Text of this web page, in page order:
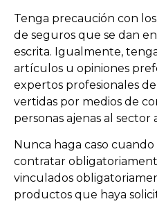
Tenga precaución con
de seguros que se dan
escrita. Igualmente,
artículos u opiniones
expertos profesionales
vertidas por medios de
personas ajenas al sector
Nunca haga caso
contratar
vinculados
productos que haya